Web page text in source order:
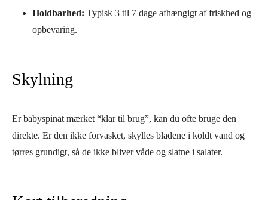
Holdbarhed: Typisk 3 til 7 dage afhængigt af friskhed og
opbevaring.
Skylning
Er babyspinat mærket “klar til brug”, kan du ofte bruge den
direkte. Er den ikke forvasket, skylles bladene i koldt vand og
tørres grundigt, så de ikke bliver våde og slatne i salater.